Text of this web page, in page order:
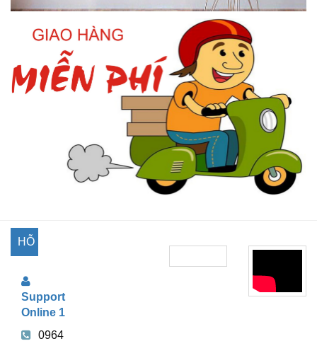
HỖ
TRỰC
Support
Online 1
0964